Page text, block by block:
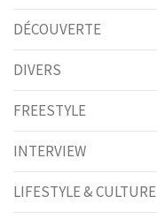
DÉCOUVERTE
DIVERS
FREESTYLE
INTERVIEW
LIFESTYLE & CULTURE